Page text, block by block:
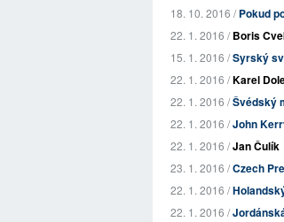
18. 10. 2016 /Pokud
22. 1. 2016 /Boris
15. 1. 2016 /Syrský
22. 1. 2016 /Karel
22. 1. 2016 /Švédský
22. 1. 2016 /John
22. 1. 2016 /Jan Čulík
23. 1. 2016 /Czech
22. 1. 2016 /
22. 1. 2016 /